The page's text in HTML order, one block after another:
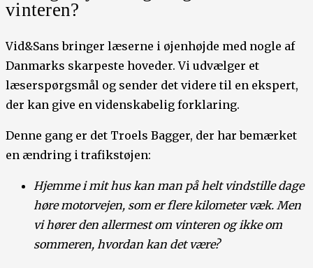
vinteren?
Vid&Sans bringer læserne i øjenhøjde med nogle af
Danmarks skarpeste hoveder. Vi udvælger et
læserspørgsmål og sender det videre til en ekspert,
der kan give en videnskabelig forklaring.
Denne gang er det Troels Bagger, der har bemærket
en ændring i trafikstøjen:
Hjemme i mit hus kan man på helt vindstille dage
høre motorvejen, som er flere kilometer væk. Men
vi hører den allermest om vinteren og ikke om
sommeren, hvordan kan det være?